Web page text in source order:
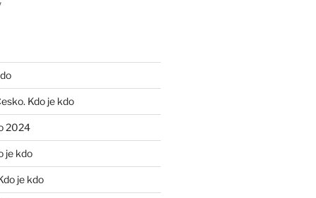
Kdo je kdo
2024
je kdo
je kdo